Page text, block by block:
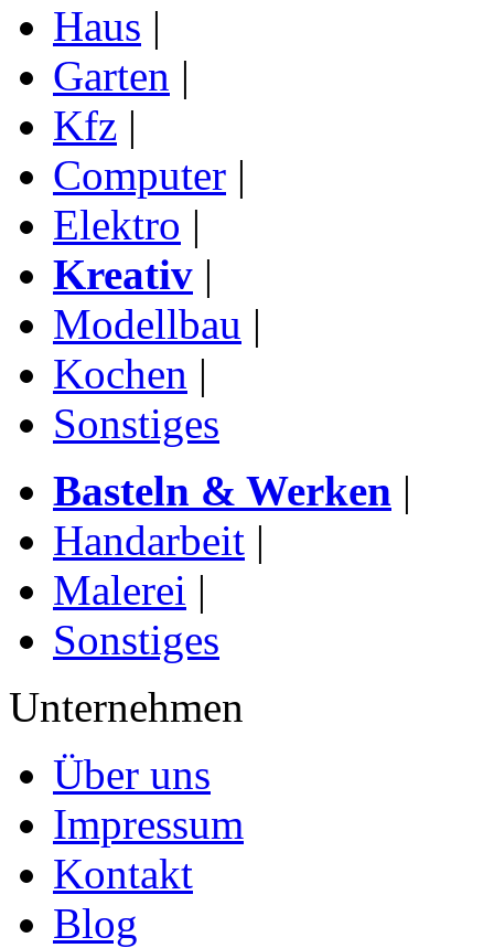
Haus |
Garten |
Kfz |
Computer |
Elektro |
Kreativ |
Modellbau |
Kochen |
Sonstiges
Basteln & Werken |
Handarbeit |
Malerei |
Sonstiges
Unternehmen
Über uns
Impressum
Kontakt
Blog